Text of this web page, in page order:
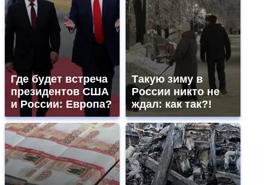
Где будет встреча
президентов США
и России: Европа?
Такую зиму в
России никто не
ждал: как так?!